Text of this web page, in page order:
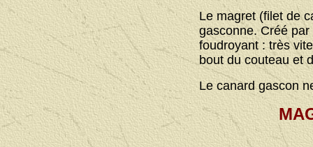
Le magret (filet de
gasconne. Créé
foudroyant : très
bout du couteau et
Le canard gascon